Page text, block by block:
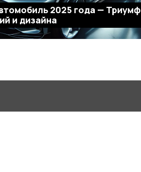
2025 года — Триумф
и дизайна